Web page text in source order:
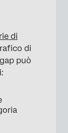
di
di
può